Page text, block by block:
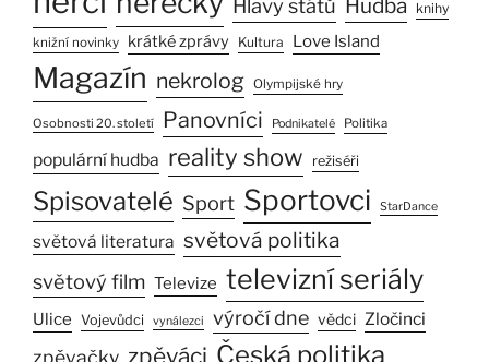
Hlavy států Hudba knihy
knižní novinky krátké zprávy Kultura Love Island
Magazín nekrolog Olympijské hry
Osobnosti 20. století Panovníci Podnikatelé Politika
populární hudba reality show režiséři
Spisovatelé Sport Sportovci StarDance
světová literatura světová politika
světový film Televize televizní seriály
Ulice Vojevůdci vynálezci výročí dne vědci Zločinci
zpěvačky zpěváci Česká politika